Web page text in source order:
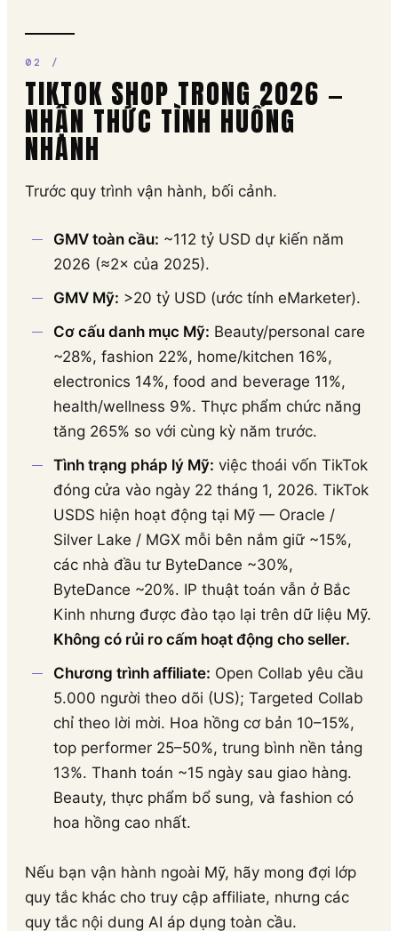
TIKTOK SHOP TRONG 2026 —
NHẬN THỨC TÌNH HUỐNG
NHANH
Trước quy trình vận hành, bối cảnh.
GMV toàn cầu: ~112 tỷ USD dự kiến năm
2026 (≈2× của 2025).
GMV Mỹ: >20 tỷ USD (ước tính eMarketer).
Cơ cấu danh mục Mỹ: Beauty/personal care
~28%, fashion 22%, home/kitchen 16%,
electronics 14%, food and beverage 11%,
health/wellness 9%. Thực phẩm chức năng
tăng 265% so với cùng kỳ năm trước.
Tình trạng pháp lý Mỹ: việc thoái vốn TikTok
đóng cửa vào ngày 22 tháng 1, 2026. TikTok
USDS hiện hoạt động tại Mỹ — Oracle /
Silver Lake / MGX mỗi bên nắm giữ ~15%,
các nhà đầu tư ByteDance ~30%,
ByteDance ~20%. IP thuật toán vẫn ở Bắc
Kinh nhưng được đào tạo lại trên dữ liệu Mỹ.
Không có rủi ro cấm hoạt động cho seller.
Chương trình affiliate: Open Collab yêu cầu
5.000 người theo dõi (US); Targeted Collab
chỉ theo lời mời. Hoa hồng cơ bản 10–15%,
top performer 25–50%, trung bình nền tảng
13%. Thanh toán ~15 ngày sau giao hàng.
Beauty, thực phẩm bổ sung, và fashion có
hoa hồng cao nhất.
Nếu bạn vận hành ngoài Mỹ, hãy mong đợi lớp
quy tắc khác cho truy cập affiliate, nhưng các
quy tắc nội dung AI áp dụng toàn cầu.